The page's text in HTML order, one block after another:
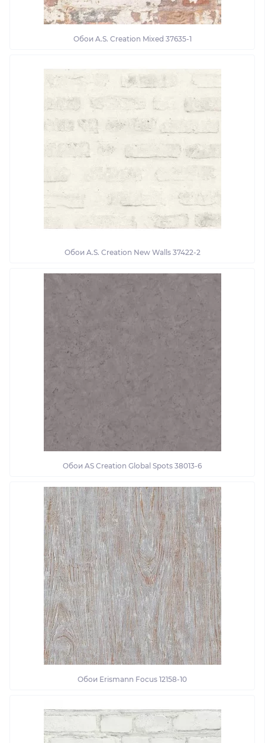
Обои A.S. Creation Mixed 37635-1
Обои A.S. Creation New Walls 37422-2
Обои AS Creation Global Spots 38013-6
Обои Erismann Focus 12158-10